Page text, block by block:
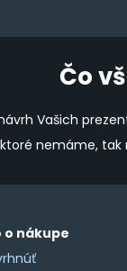
Čo
Vašich
nemáme,
o nákupe